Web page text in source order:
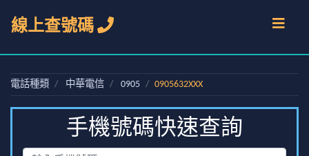
線上查號碼
電話種類 中華電信 0905 0905632XXX
手機號碼快速查詢